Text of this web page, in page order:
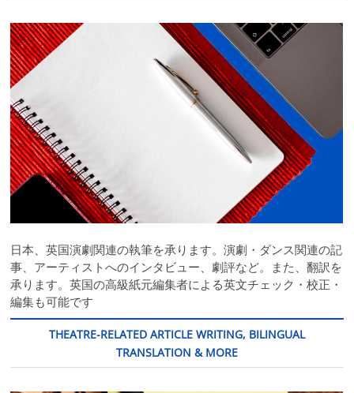
日本、英国演劇関連の執筆を承ります。演劇・ダンス関連の記
事、アーティストへのインタビュー、劇評など。また、翻訳を
承ります。英国の高級紙元編集者による英文チェック・校正・
編集も可能です
THEATRE-RELATED ARTICLE WRITING, BILINGUAL
TRANSLATION & MORE